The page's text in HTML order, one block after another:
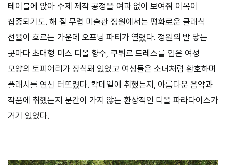
테이블에 앉아 수제 제작 공정을 여과 없이 보여줘 이목이
집중되기도. 해 질 무렵 미술관 정원에서는 평화로운 클래식
선율이 흐르는 가운데 오프닝 파티가 열렸다. 정원의 발 닿는
곳마다 초대형 미스 디올 향수, 쿠튀르 드레스를 입은 여성
모양의 토피어리가 장식돼 있었고 여성들은 소녀처럼 환호하며
플래시를 연신 터뜨렸다. 칵테일에 취했는지, 아름다운 음악과
작품에 취했는지 분간이 가지 않는 환상적인 디올 파라다이스가
거기 있었다.